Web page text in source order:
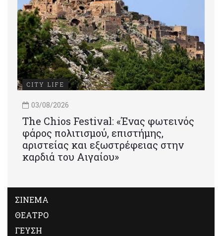
CITY LIFE
03/08/2026
Τhe Chios Festival: «Ένας φωτεινός
φάρος πολιτισμού, επιστήμης,
αριστείας και εξωστρέφειας στην
καρδιά του Αιγαίου»
ΣΙΝΕΜΑ
ΘΕΑΤΡΟ
ΓΕΥΣΗ